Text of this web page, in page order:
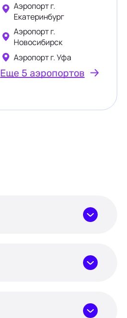
Аэропорт г.
Екатеринбург
Аэропорт г.
Новосибирск
Аэропорт г. Уфа
Еще 5 аэропортов